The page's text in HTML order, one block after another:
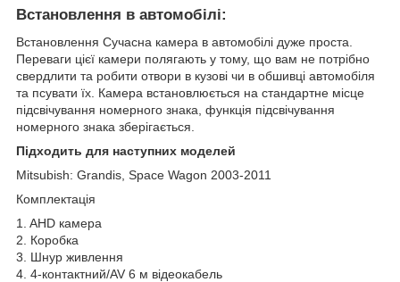
Встановлення в автомобілі:
Встановлення Сучасна камера в автомобілі дуже проста.
Переваги цієї камери полягають у тому, що вам не потрібно
свердлити та робити отвори в кузові чи в обшивці автомобіля
та псувати їх. Камера встановлюється на стандартне місце
підсвічування номерного знака, функція підсвічування
номерного знака зберігається.
Підходить для наступних моделей
Mitsubish: Grandis, Space Wagon 2003-2011
Комплектація
1. AHD камера
2. Коробка
3. Шнур живлення
4. 4-контактний/AV 6 м відеокабель